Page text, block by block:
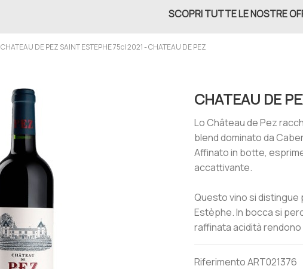
SCOPRI TUTTE LE NOSTRE
CHATEAU DE PEZ SAINT ESTEPHE 75cl 2021 - CHATEAU DE PEZ
CHATEAU DE
Lo Château de Pez
blend dominato da
Affinato in botte,
accattivante.
Questo vino si
Estèphe. In bocca si
raffinata acidità
RiferimentoART021376